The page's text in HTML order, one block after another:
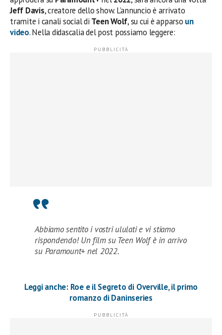
Jeff Davis, creatore dello show. L’annuncio è arrivato
tramite i canali social di Teen Wolf, su cui è apparso un
video. Nella didascalia del post possiamo leggere:
Abbiamo sentito i vostri ululati e vi stiamo
rispondendo! Un film su Teen Wolf è in arrivo
su Paramount+ nel 2022.
Leggi anche: Roe e il Segreto di Overville, il primo
romanzo di Daninseries